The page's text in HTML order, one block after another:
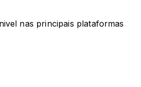
nas principais plataformas